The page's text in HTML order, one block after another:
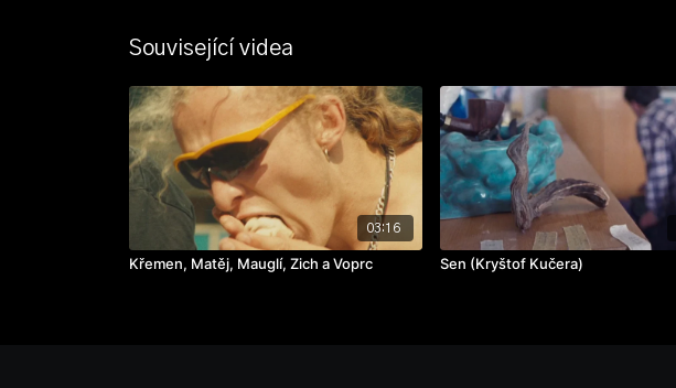
Související videa
03:16
Křemen, Matěj, Mauglí, Zich a Voprc Sen (Kryštof Kučera)